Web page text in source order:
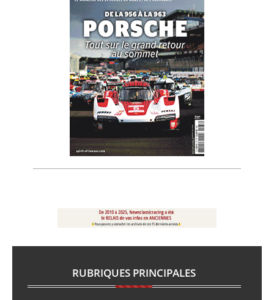
RUBRIQUES PRINCIPALES